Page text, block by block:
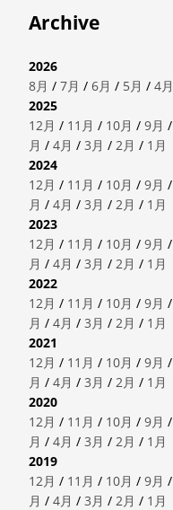
Archive
2026
8月 / 7月 / 6月 / 5月 / 4月
2025
12月 / 11月 / 10月 / 9月 /
月 / 4月 / 3月 / 2月 / 1月
2024
12月 / 11月 / 10月 / 9月 /
月 / 4月 / 3月 / 2月 / 1月
2023
12月 / 11月 / 10月 / 9月 /
月 / 4月 / 3月 / 2月 / 1月
2022
12月 / 11月 / 10月 / 9月 /
月 / 4月 / 3月 / 2月 / 1月
2021
12月 / 11月 / 10月 / 9月 /
月 / 4月 / 3月 / 2月 / 1月
2020
12月 / 11月 / 10月 / 9月 /
月 / 4月 / 3月 / 2月 / 1月
2019
12月 / 11月 / 10月 / 9月 /
月 / 4月 / 3月 / 2月 / 1月